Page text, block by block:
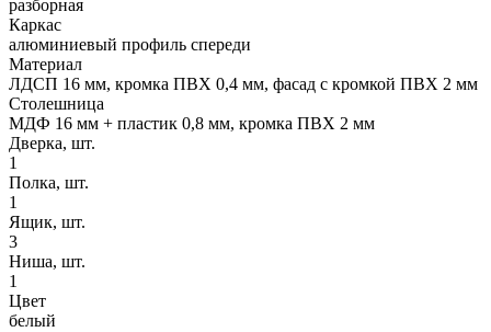
разборная
Каркас
алюминиевый профиль спереди
Материал
ЛДСП 16 мм, кромка ПВХ 0,4 мм, фасад с кромкой ПВХ 2 мм
Столешница
МДФ 16 мм + пластик 0,8 мм, кромка ПВХ 2 мм
Дверка, шт.
1
Полка, шт.
1
Ящик, шт.
3
Ниша, шт.
1
Цвет
белый